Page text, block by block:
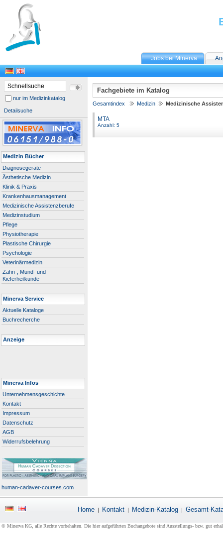
Jobs bei Minerva
nur im Medizinkatalog
Detailsuche
Medizin Bücher
Diagnosegeräte
Ästhetische Medizin
Klinik & Praxis
Krankenhausmanagement
Medizinische Assistenzberufe
Medizinstudium
Pflege
Physiotherapie
Plastische Chirurgie
Psychologie
Veterinärmedizin
Zahn-, Mund- und
Kieferheilkunde
Minerva Service
Aktuelle Kataloge
Buchrecherche
Anzeige
Minerva Infos
Unternehmensgeschichte
Kontakt
Impressum
Datenschutz
AGB
Widerrufsbelehrung
human-cadaver-courses.com
Fachgebiete im Katalog
Gesamtindex Medizin Medizinische
MTA
Anzahl: 5
Home | Kontakt | Medizin-Katalog | Gesamt-
© Minerva KG, alle Rechte vorbehalten. Die hier aufgeführten Buchangebote sind Ausstellungs- bzw. gut